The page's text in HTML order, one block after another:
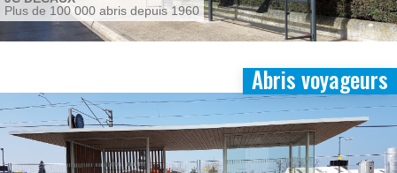
Plus de 100 000 abris depuis 1960
Abris voyageurs
Image